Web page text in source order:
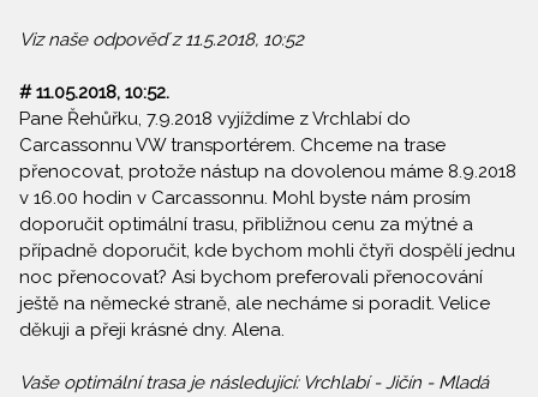
Viz naše odpověď z 11.5.2018, 10:52
#11.05.2018, 10:52.
Pane Řehůřku, 7.9.2018 vyjíždíme z Vrchlabí do
Carcassonnu VW transportérem. Chceme na trase
přenocovat, protože nástup na dovolenou máme 8.9.2018
v 16.00 hodin v Carcassonnu. Mohl byste nám prosím
doporučit optimální trasu, přibližnou cenu za mýtné a
případně doporučit, kde bychom mohli čtyři dospělí jednu
noc přenocovat? Asi bychom preferovali přenocování
ještě na německé straně, ale necháme si poradit. Velice
děkuji a přeji krásné dny. Alena.
Vaše optimální trasa je následující: Vrchlabí - Jičín - Mladá